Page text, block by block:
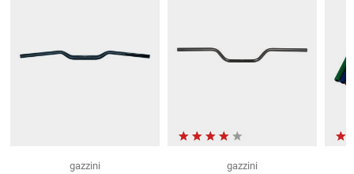
gazzini
gazzini